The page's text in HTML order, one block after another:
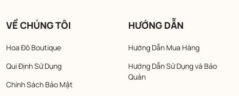
VỀ CHÚNG TÔI
Hoa Đô Boutique
Qui Định Sử Dụng
Chính Sách Bảo Mật
HƯỚNG DẪN
Hướng Dẫn Mua Hàng
Hướng Dẫn Sử Dụng và Bảo
Quản